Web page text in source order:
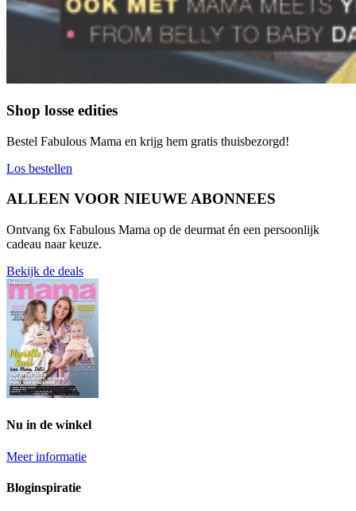
Shop losse edities
Bestel Fabulous Mama en krijg hem gratis thuisbezorgd!
Los bestellen
ALLEEN VOOR NIEUWE ABONNEES​
Ontvang 6x Fabulous Mama op de deurmat én een persoonlijk
cadeau naar keuze.
Bekijk de deals
Nu in de winkel
Meer informatie
Bloginspiratie